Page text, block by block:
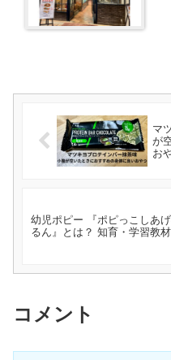
マ
が
お
幼児ポピー 『ポピっこしあ
るん』とは？ 知育・学習教
コメント